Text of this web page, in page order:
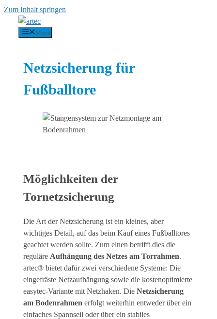
Zum Inhalt springen
Menü
Netzsicherung für
Fußballtore
Möglichkeiten der
Tornetzsicherung
Die Art der Netzsicherung ist ein kleines, aber
wichtiges Detail, auf das beim Kauf eines Fußballtores
geachtet werden sollte. Zum einen betrifft dies die
reguläre Aufhängung des Netzes am Torrahmen.
artec® bietet dafür zwei verschiedene Systeme: Die
eingefräste Netzaufhängung sowie die kostenoptimierte
easytec-Variante mit Netzhaken. Die Netzsicherung
am Bodenrahmen erfolgt weiterhin entweder über ein
einfaches Spannseil oder über ein stabiles